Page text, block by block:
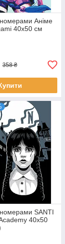
Аніме
40x50 см
358 ₴
SANTI
40х50